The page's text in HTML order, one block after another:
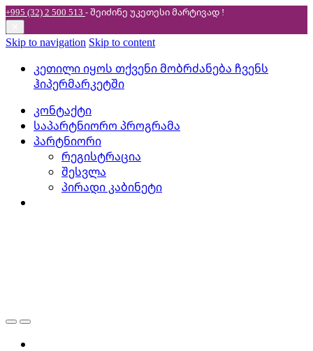
+995 (32) 2 500 513 - შეიძინე უკეთესიმარტივად !
Skip to navigation Skip to content
კეთილი იყოს თქვენი მობრძანება ჩვენს
ჰიპერმარკეტში
კონტაქტი
საპარტნიორო პროგრამა
პარტნიორი
რეგისტრაცია
შესვლა
პირადი კაბინეტი